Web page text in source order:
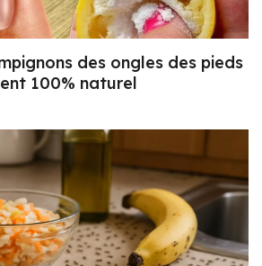
des ongles des pieds
100% naturel